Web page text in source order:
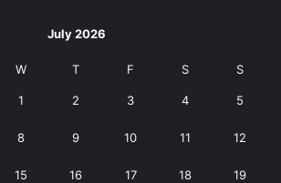
July 2026
W T F S S
1 2 3 4 5
8 9 10 11 12
15 16 17 18 19